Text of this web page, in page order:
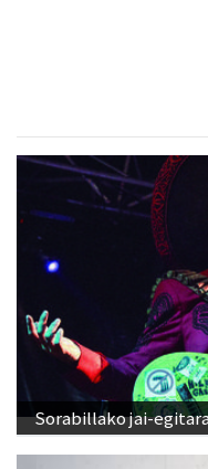
Sorabillako jai-